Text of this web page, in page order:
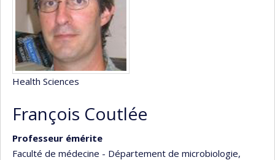
Health Sciences
François Coutlée
Professeur émérite
Faculté de médecine - Département de microbiologie,